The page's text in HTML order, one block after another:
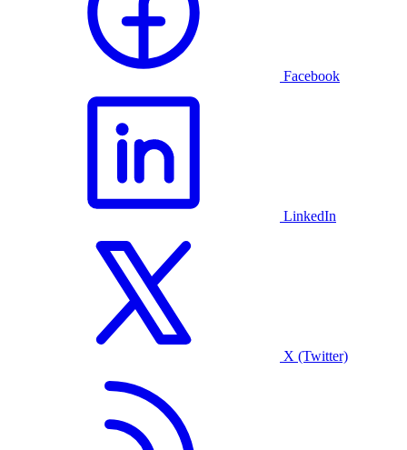
Facebook
LinkedIn
X (Twitter)